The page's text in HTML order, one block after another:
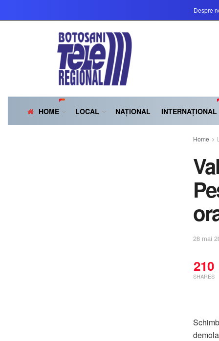
Despre
HOME LOCAL NAȚIONAL INTERNAȚIONAL
Home
28 mai
210
SHARES